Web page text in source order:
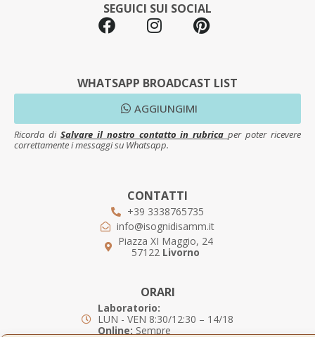
SEGUICI SUI SOCIAL
WHATSAPP BROADCAST LIST
AGGIUNGIMI
Ricorda di Salvare il nostro contatto in rubrica per poter ricevere
correttamente i messaggi su Whatsapp.
CONTATTI
+39 3338765735
info@isognidisamm.it
Piazza XI Maggio, 24
57122 Livorno
ORARI
Laboratorio:
LUN - VEN 8:30/12:30 – 14/18
Online: Sempre